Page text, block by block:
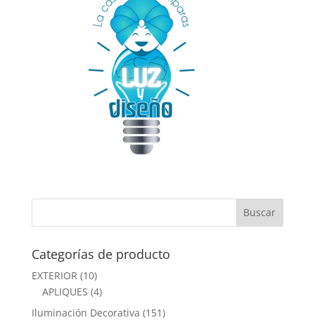
Categorías de producto
EXTERIOR (10)
APLIQUES (4)
Iluminación Decorativa (151)